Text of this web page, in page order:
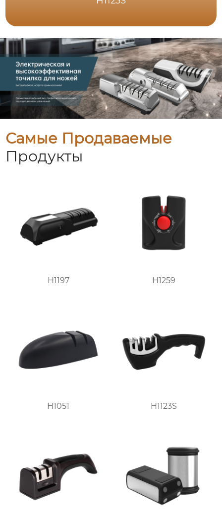
Самые Продаваемые
Продукты
H1197 H1259
H1051 H1123S